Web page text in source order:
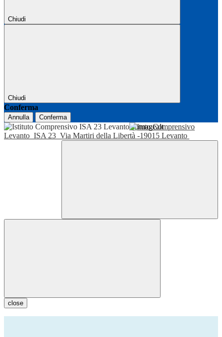
Chiudi
Chiudi
Conferma
Annulla Conferma
Istituto Comprensivo
Levanto ISA 23 Via Martiri della Libertà -19015 Levanto
close